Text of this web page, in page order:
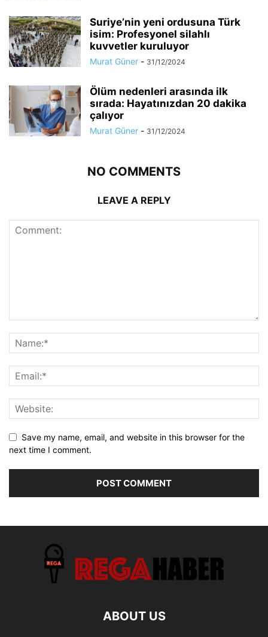
Suriye’nin yeni ordusuna Türk
isim: Profesyonel silahlı
kuvvetler kuruluyor
Murat Güner - 31/12/2024
Ölüm nedenleri arasında ilk
sırada: Hayatınızdan 20 dakika
çalıyor
Murat Güner - 31/12/2024
NO COMMENTS
LEAVE A REPLY
Save my name, email, and website in this browser for the
next time I comment.
ABOUT US